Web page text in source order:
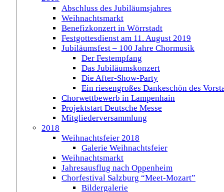
Abschluss des Jubiläumsjahres
Weihnachtsmarkt
Benefizkonzert in Wörrstadt
Festgottesdienst am 11. August 2019
Jubiläumsfest – 100 Jahre Chormusik
Der Festempfang
Das Jubiläumskonzert
Die After-Show-Party
Ein riesengroßes Dankeschön des
Chorwettbewerb in Lampenhain
Projektstart Deutsche Messe
Mitgliederversammlung
2018
Weihnachtsfeier 2018
Galerie Weihnachtsfeier
Weihnachtsmarkt
Jahresausflug nach Oppenheim
Chorfestival Salzburg “Meet-Mozart”
Bildergalerie